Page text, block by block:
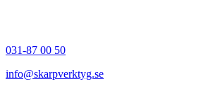
031-87 00 50
info@skarpverktyg.se